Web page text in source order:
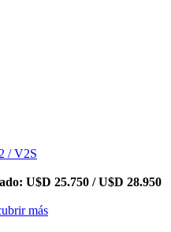
/ V2S
U$D 25.750 / U$D 28.950
más